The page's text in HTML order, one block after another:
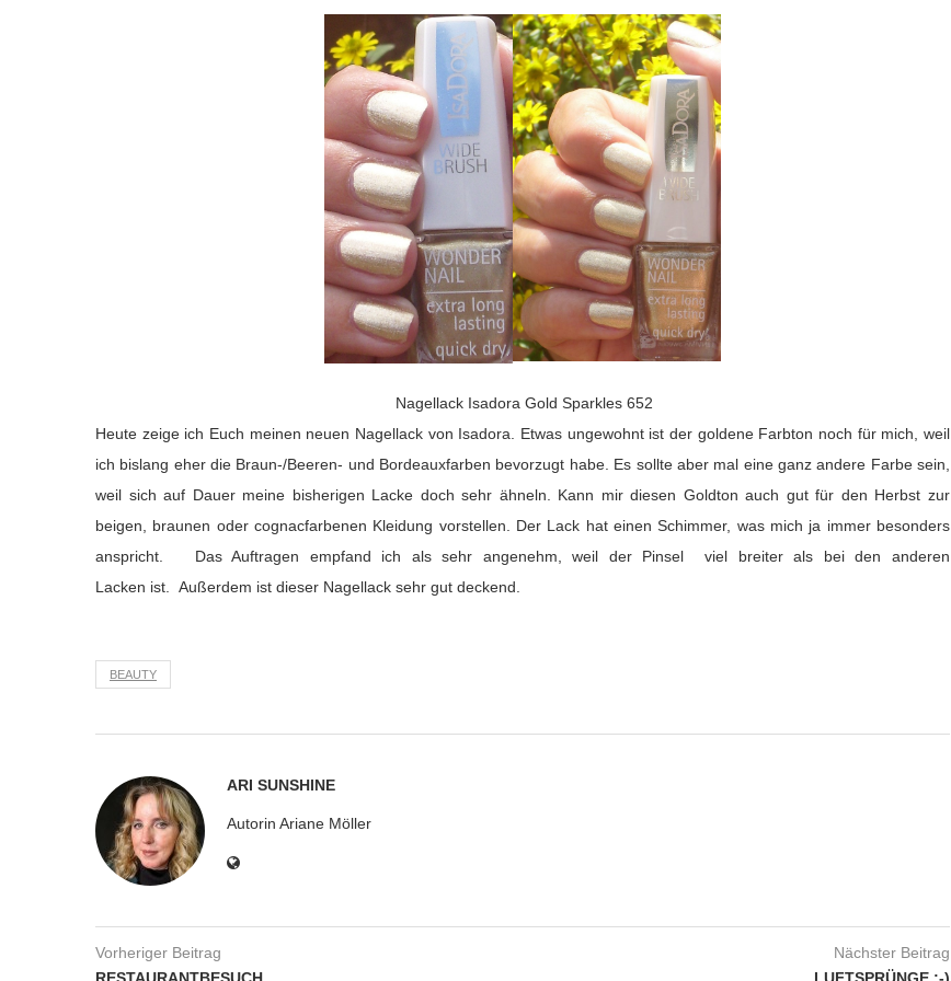
Nagellack Isadora Gold Sparkles 652
Heute zeige ich Euch meinen neuen Nagellack von Isadora. Etwas ungewohnt ist der goldene Farbton noch für mich, weil
ich bislang eher die Braun-/Beeren- und Bordeauxfarben bevorzugt habe. Es sollte aber mal eine ganz andere Farbe sein,
weil sich auf Dauer meine bisherigen Lacke doch sehr ähneln. Kann mir diesen Goldton auch gut für den Herbst zur
beigen, braunen oder cognacfarbenen Kleidung vorstellen. Der Lack hat einen Schimmer, was mich ja immer besonders
anspricht. Das Auftragen empfand ich als sehr angenehm, weil der Pinsel viel breiter als bei den anderen
Lacken ist. Außerdem ist dieser Nagellack sehr gut deckend.
BEAUTY
ARI SUNSHINE
Autorin Ariane Möller
Vorheriger Beitrag
Nächster Beitrag